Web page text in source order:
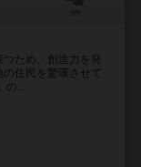
ため、創造力を発
住民を驚嘆させて
の...